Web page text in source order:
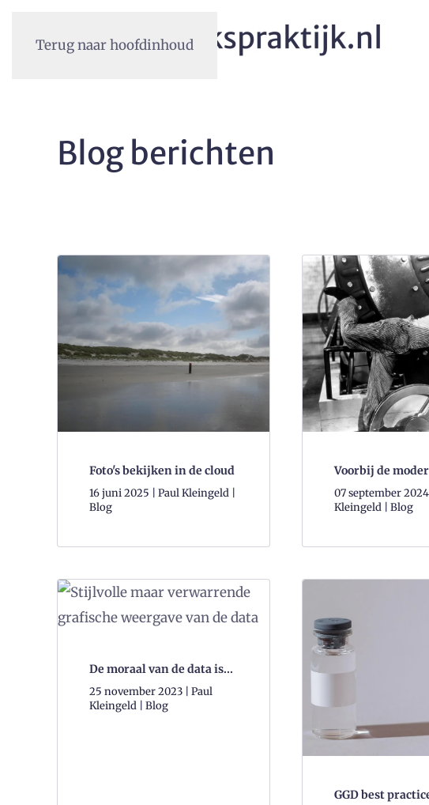
Terug naar hoofdinhoud
Blog berichten
Foto's bekijken in de cloud
16 juni 2025 | Paul Kleingeld |
Blog
Voorbij de
07 september
Kleingeld | Blog
De moraal van de data is...
25 november 2023 | Paul
Kleingeld | Blog
GGD best